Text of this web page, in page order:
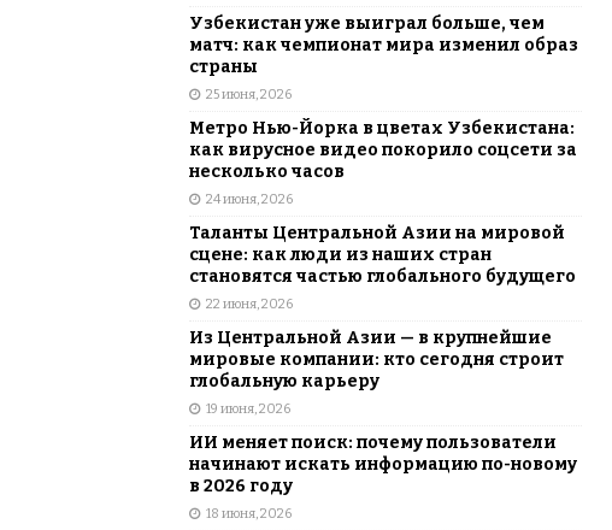
Узбекистан уже выиграл больше, чем
матч: как чемпионат мира изменил образ
страны
25 июня, 2026
Метро Нью-Йорка в цветах Узбекистана:
как вирусное видео покорило соцсети за
несколько часов
24 июня, 2026
Таланты Центральной Азии на мировой
сцене: как люди из наших стран
становятся частью глобального будущего
22 июня, 2026
Из Центральной Азии — в крупнейшие
мировые компании: кто сегодня строит
глобальную карьеру
19 июня, 2026
ИИ меняет поиск: почему пользователи
начинают искать информацию по-новому
в 2026 году
18 июня, 2026